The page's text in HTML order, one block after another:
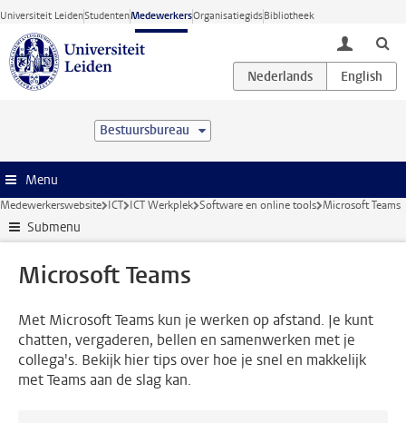
Ga direct naar de inhoud
Universiteit LeidenStudentenMedewerkersOrganisatiegidsBibliotheek
toggle
Bestuursbureau
Menu
Medewerkerswebsite ICT ICT Werkplek Software en online tools Microsoft Teams
Submenu
Microsoft Teams
Met Microsoft Teams kun je werken op afstand. Je kunt
chatten, vergaderen, bellen en samenwerken met je
collega's. Bekijk hier tips over hoe je snel en makkelijk
met Teams aan de slag kan.